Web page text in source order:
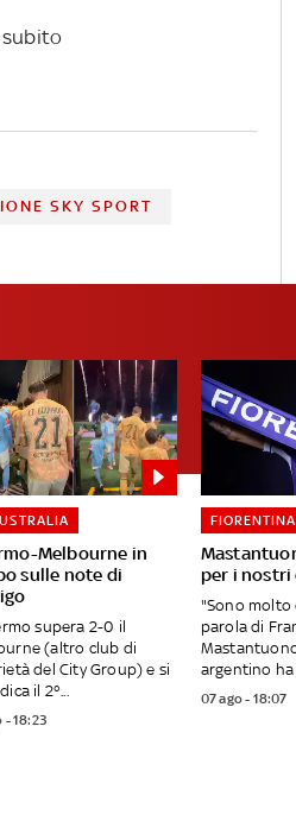
SKY SPORT
Melbourne in
sulle note di
supera 2-0 il
(altro club di
del City Group) e si
il 2°...
- 18:23
per i
FIORENTINA
"Sono molto
parola di
argentino ha
07 ago - 18:07